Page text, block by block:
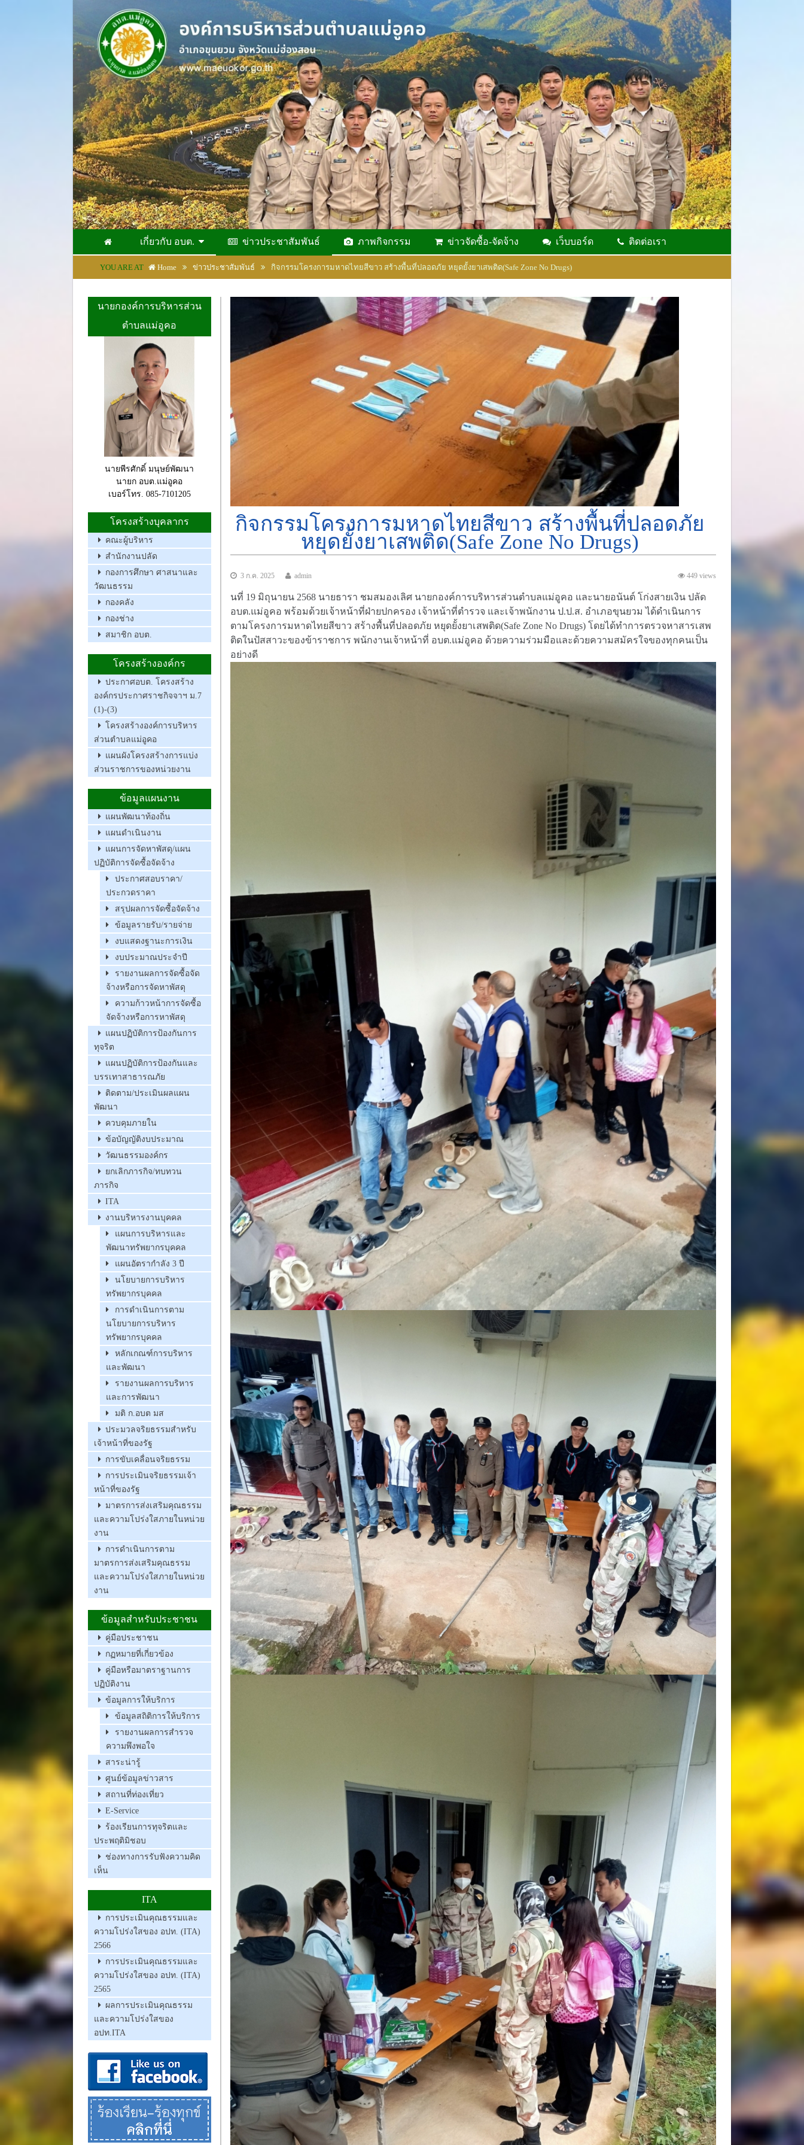
เกี่ยวกับ อบต. ข่าวประชาสัมพันธ์ ภาพกิจกรรม ข่าวจัดซื้อ-จัดจ้าง เว็บบอร์ด ติดต่อเรา
YOU ARE AT Home ข่าวประชาสัมพันธ์ กิจกรรมโครงการมหาดไทยสีขาว สร้างพื้นที่ปลอดภัย หยุดยั้งยาเสพติด(Safe Zone No Drugs)
นายกองค์การบริหารส่วน
ตำบลแม่อูคอ
นายพีรศักดิ์ มนุษย์พัฒนา
นายก อบต.แม่อูคอ
เบอร์โทร. 085-7101205
โครงสร้างบุคลากร
คณะผู้บริหาร
สำนักงานปลัด
กองการศึกษา ศาสนาและ
วัฒนธรรม
กองคลัง
กองช่าง
สมาชิก อบต.
โครงสร้างองค์กร
ประกาศอบต. โครงสร้าง
องค์กรประกาศราชกิจจาฯ ม.7
(1)-(3)
โครงสร้างองค์การบริหาร
ส่วนตำบลแม่อูคอ
แผนผังโครงสร้างการแบ่ง
ส่วนราชการของหน่วยงาน
ข้อมูลแผนงาน
แผนพัฒนาท้องถิ่น
แผนดำเนินงาน
แผนการจัดหาพัสดุ/แผน
ปฏิบัติการจัดซื้อจัดจ้าง
ประกาศสอบราคา/
ประกวดราคา
สรุปผลการจัดซื้อจัดจ้าง
ข้อมูลรายรับ/รายจ่าย
งบแสดงฐานะการเงิน
งบประมาณประจำปี
รายงานผลการจัดซื้อจัด
จ้างหรือการจัดหาพัสดุ
ความก้าวหน้าการจัดซื้อ
จัดจ้างหรือการหาพัสดุ
แผนปฏิบัติการป้องกันการ
ทุจริต
แผนปฏิบัติการป้องกันและ
บรรเทาสาธารณภัย
ติดตาม/ประเมินผลแผน
พัฒนา
ควบคุมภายใน
ข้อบัญญัติงบประมาณ
วัฒนธรรมองค์กร
ยกเลิกภารกิจ/ทบทวน
ภารกิจ
ITA
งานบริหารงานบุคคล
แผนการบริหารและ
พัฒนาทรัพยากรบุคคล
แผนอัตรากำลัง 3 ปี
นโยบายการบริหาร
ทรัพยากรบุคคล
การดำเนินการตาม
นโยบายการบริหาร
ทรัพยากรบุคคล
หลักเกณฑ์การบริหาร
และพัฒนา
รายงานผลการบริหาร
และการพัฒนา
มติ ก.อบต มส
ประมวลจริยธรรมสำหรับ
เจ้าหน้าที่ของรัฐ
การขับเคลื่อนจริยธรรม
การประเมินจริยธรรมเจ้า
หน้าที่ของรัฐ
มาตรการส่งเสริมคุณธรรม
และความโปร่งใสภายในหน่วย
งาน
การดำเนินการตาม
มาตรการส่งเสริมคุณธรรม
และความโปร่งใสภายในหน่วย
งาน
ข้อมูลสำหรับประชาชน
คู่มือประชาชน
กฏหมายที่เกี่ยวข้อง
คู่มือหรือมาตราฐานการ
ปฏิบัติงาน
ข้อมูลการให้บริการ
ข้อมูลสถิติการให้บริการ
รายงานผลการสำรวจ
ความพึงพอใจ
สาระน่ารู้
ศูนย์ข้อมูลข่าวสาร
สถานที่ท่องเที่ยว
E-Service
ร้องเรียนการทุจริตและ
ประพฤติมิชอบ
ช่องทางการรับฟังความคิด
เห็น
ITA
การประเมินคุณธรรมและ
ความโปร่งใสของ อปท. (ITA)
2566
การประเมินคุณธรรมและ
ความโปร่งใสของ อปท. (ITA)
2565
ผลการประเมินคุณธรรม
และความโปร่งใสของ
อปท.ITA
กิจกรรมโครงการมหาดไทยสีขาว สร้างพื้นที่ปลอดภัย
หยุดยั้งยาเสพติด(Safe Zone No Drugs)
3 ก.ค. 2025 449 views
admin
นที่ 19 มิถุนายน 2568 นายธารา ชมสมองเลิศ นายกองค์การบริหารส่วนตำบลแม่อูคอ และนายอนันต์ โก่งสายเงิน ปลัด
อบต.แม่อูคอ พร้อมด้วยเจ้าหน้าที่ฝ่ายปกครอง เจ้าหน้าที่ตำรวจ และเจ้าพนักงาน ป.ป.ส. อำเภอขุนยวม ได้ดำเนินการ
ตามโครงการมหาดไทยสีขาว สร้างพื้นที่ปลอดภัย หยุดยั้งยาเสพติด(Safe Zone No Drugs) โดยได้ทำการตรวจหาสารเสพ
ติดในปัสสาวะของข้าราชการ พนักงานเจ้าหน้าที่ อบต.แม่อูคอ ด้วยความร่วมมือและด้วยความสมัครใจของทุกคนเป็น
อย่างดี